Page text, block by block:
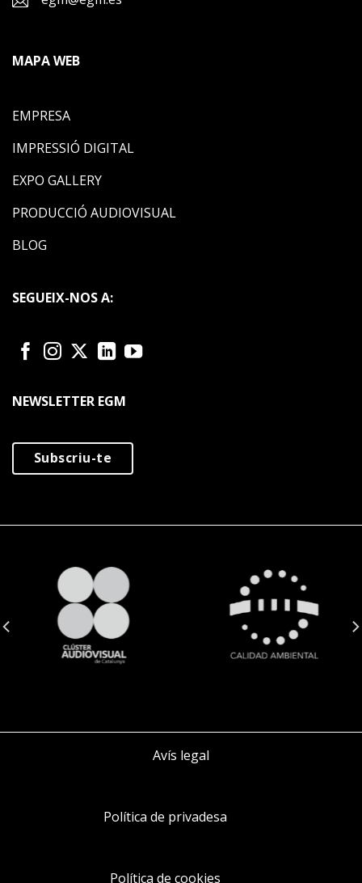
MAPA WEB
EMPRESA
IMPRESSIÓ DIGITAL
EXPO GALLERY
PRODUCCIÓ AUDIOVISUAL
BLOG
SEGUEIX-NOS A:
NEWSLETTER EGM
Subscriu-te
Avís legal
Política de privadesa
Política de cookies